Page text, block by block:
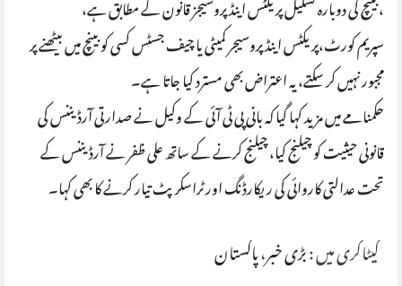
، بینچ کی دوبارہ تشکیل پریکٹس اینڈ پروسیجز قانون کے مطابق ہے،
سپریم کورٹ،پریکٹس اینڈ پروسیجر کمیٹی یا چیف جسٹس کسی کو بینچ میں بیٹھنے پر
مجبور نہیں کر سکتے، یہ اعتراض بھی مسترد کیا جاتا ہے۔
حکمنامے میں مزید کہا گیا کہ بانی پی ٹی آئی کے وکیل نے صدارتی آرڈیننس کی
قانونی حیثیت کو چیلنج کیا، چیلنج کرنے کے ساتھ علی ظفر نے آرڈیننس کے
تحت عدالتی کاروائی کی ریکارڈنگ اور ٹراسکرپٹ تیار کرنے کا بھی کہا۔
کیٹاگری میں :بڑی خبر،پاکستان